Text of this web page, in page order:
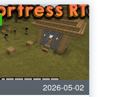
2026-05-02